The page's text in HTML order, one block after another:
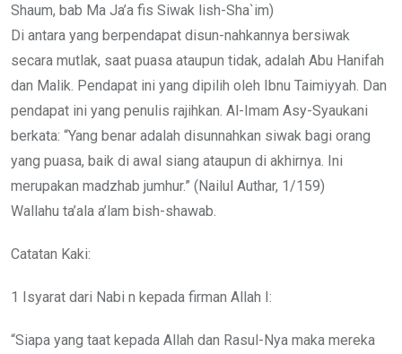
Shaum, bab Ma Ja’a fis Siwak lish-Sha`im)
Di antara yang berpendapat disun-nahkannya bersiwak
secara mutlak, saat puasa ataupun tidak, adalah Abu Hanifah
dan Malik. Pendapat ini yang dipilih oleh Ibnu Taimiyyah. Dan
pendapat ini yang penulis rajihkan. Al-Imam Asy-Syaukani
berkata: “Yang benar adalah disunnahkan siwak bagi orang
yang puasa, baik di awal siang ataupun di akhirnya. Ini
merupakan madzhab jumhur.” (Nailul Authar, 1/159)
Wallahu ta’ala a’lam bish-shawab.
Catatan Kaki:
1 Isyarat dari Nabi n kepada firman Allah I:
“Siapa yang taat kepada Allah dan Rasul-Nya maka mereka